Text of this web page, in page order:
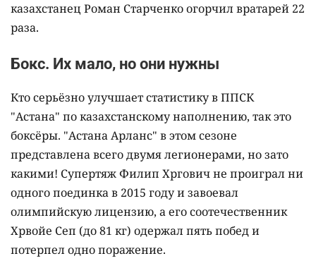
казахстанец Роман Старченко огорчил вратарей 22
раза.
Бокс. Их мало, но они нужны
Кто серьёзно улучшает статистику в ППСК
"Астана" по казахстанскому наполнению, так это
боксёры. "Астана Арланс" в этом сезоне
представлена всего двумя легионерами, но зато
какими! Супертяж Филип Хргович не проиграл ни
одного поединка в 2015 году и завоевал
олимпийскую лицензию, а его соотечественник
Хрвойе Сеп (до 81 кг) одержал пять побед и
потерпел одно поражение.